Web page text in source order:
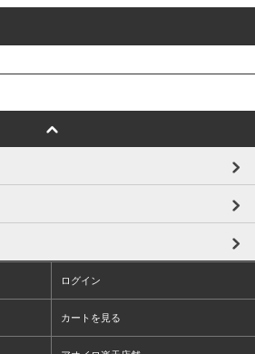
ログイン
カートを見る